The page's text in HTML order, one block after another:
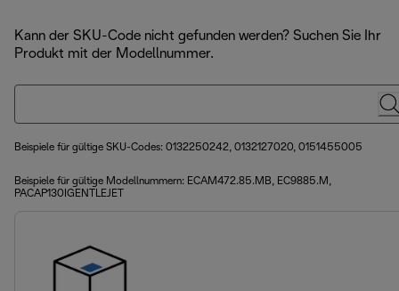
Kann der SKU-Code nicht gefunden werden? Suchen Sie Ihr
Produkt mit der Modellnummer.
Beispiele für gültige SKU-Codes: 0132250242, 0132127020, 0151455005
Beispiele für gültige Modellnummern: ECAM472.85.MB, EC9885.M,
PACAP130IGENTLEJET